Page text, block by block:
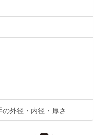
外径・内径・厚さ